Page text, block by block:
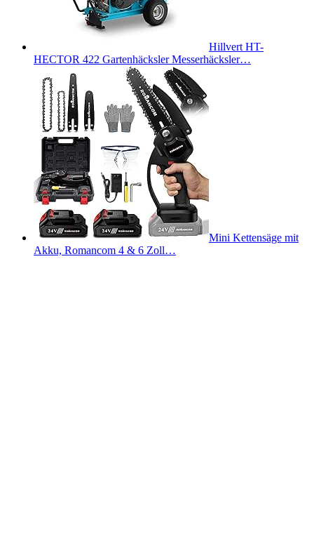
Hillvert HT-
HECTOR 422 Gartenhäcksler Messerhäcksler…
Mini Kettensäge mit
Akku, Romancom 4 & 6 Zoll…